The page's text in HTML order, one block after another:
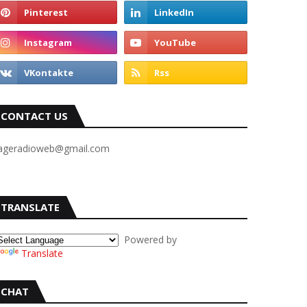
CONTACT US
TRANSLATE
Powered by
Translate
CHAT